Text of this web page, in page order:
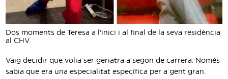
Dos moments de Teresa a l'inici i al final de la seva residència
al CHV.
Vaig decidir que volia ser geriatra a segon de carrera. Només
sabia que era una especialitat específica per a gent gran.